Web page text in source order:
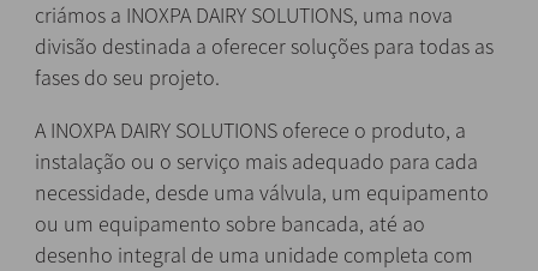
criámos a INOXPA DAIRY SOLUTIONS, uma nova
divisão destinada a oferecer soluções para todas as
fases do seu projeto.
A INOXPA DAIRY SOLUTIONS oferece o produto, a
instalação ou o serviço mais adequado para cada
necessidade, desde uma válvula, um equipamento
ou um equipamento sobre bancada, até ao
desenho integral de uma unidade completa com